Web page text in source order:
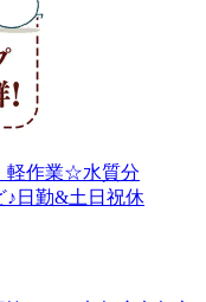
軽作業☆水質分
♪日勤&土日祝休